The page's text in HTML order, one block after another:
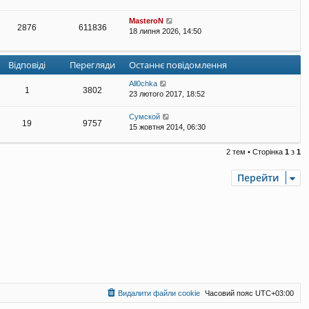
2876 611836
MasteroN
18 липня 2026, 14:50
Відповіді Перегляди Останнє повідомлення
1 3802
All0chka
23 лютого 2017, 18:52
19 9757
Сумской
15 жовтня 2014, 06:30
2 тем • Сторінка 1 з 1
Перейти
Часовий пояс UTC+03:00
Видалити файли cookie